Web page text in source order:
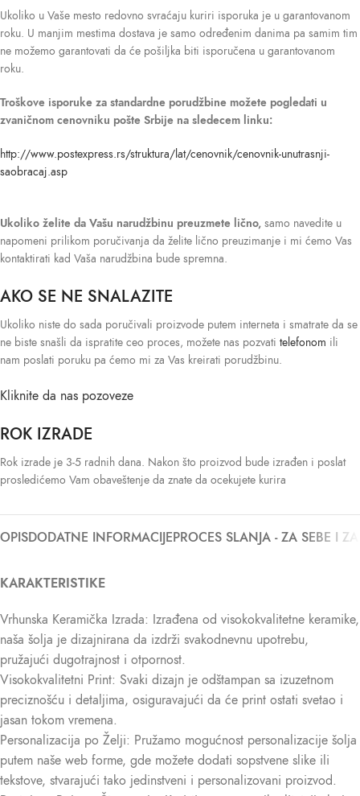
Ukoliko u Vaše mesto redovno svraćaju kuriri isporuka je u garantovanom
roku. U manjim mestima dostava je samo određenim danima pa samim tim
ne možemo garantovati da će pošiljka biti isporučena u garantovanom
roku.
Troškove isporuke za standardne porudžbine možete pogledati u
zvaničnom cenovniku pošte Srbije na sledecem linku:
http://www.postexpress.rs/struktura/lat/cenovnik/cenovnik-unutrasnji-
saobracaj.asp
Ukoliko želite da Vašu narudžbinu preuzmete lično, samo navedite u
napomeni prilikom poručivanja da želite lično preuzimanje i mi ćemo Vas
kontaktirati kad Vaša narudžbina bude spremna.
AKO SE NE SNALAZITE
Ukoliko niste do sada poručivali proizvode putem interneta i smatrate da se
ne biste snašli da ispratite ceo proces, možete nas pozvati telefonom ili
nam poslati poruku pa ćemo mi za Vas kreirati porudžbinu.
Kliknite da nas pozoveze
ROK IZRADE
Rok izrade je 3-5 radnih dana. Nakon što proizvod bude izrađen i poslat
prosledićemo Vam obaveštenje da znate da ocekujete kurira
OPISDODATNE INFORMACIJEPROCES SLANJA - ZA SEBE I
KARAKTERISTIKE
Vrhunska Keramička Izrada: Izrađena od visokokvalitetne keramike,
naša šolja je dizajnirana da izdrži svakodnevnu upotrebu,
pružajući dugotrajnost i otpornost.
Visokokvalitetni Print: Svaki dizajn je odštampan sa izuzetnom
preciznošću i detaljima, osiguravajući da će print ostati svetao i
jasan tokom vremena.
Personalizacija po Želji: Pružamo mogućnost personalizacije šolja
putem naše web forme, gde možete dodati sopstvene slike ili
tekstove, stvarajući tako jedinstveni i personalizovani proizvod.